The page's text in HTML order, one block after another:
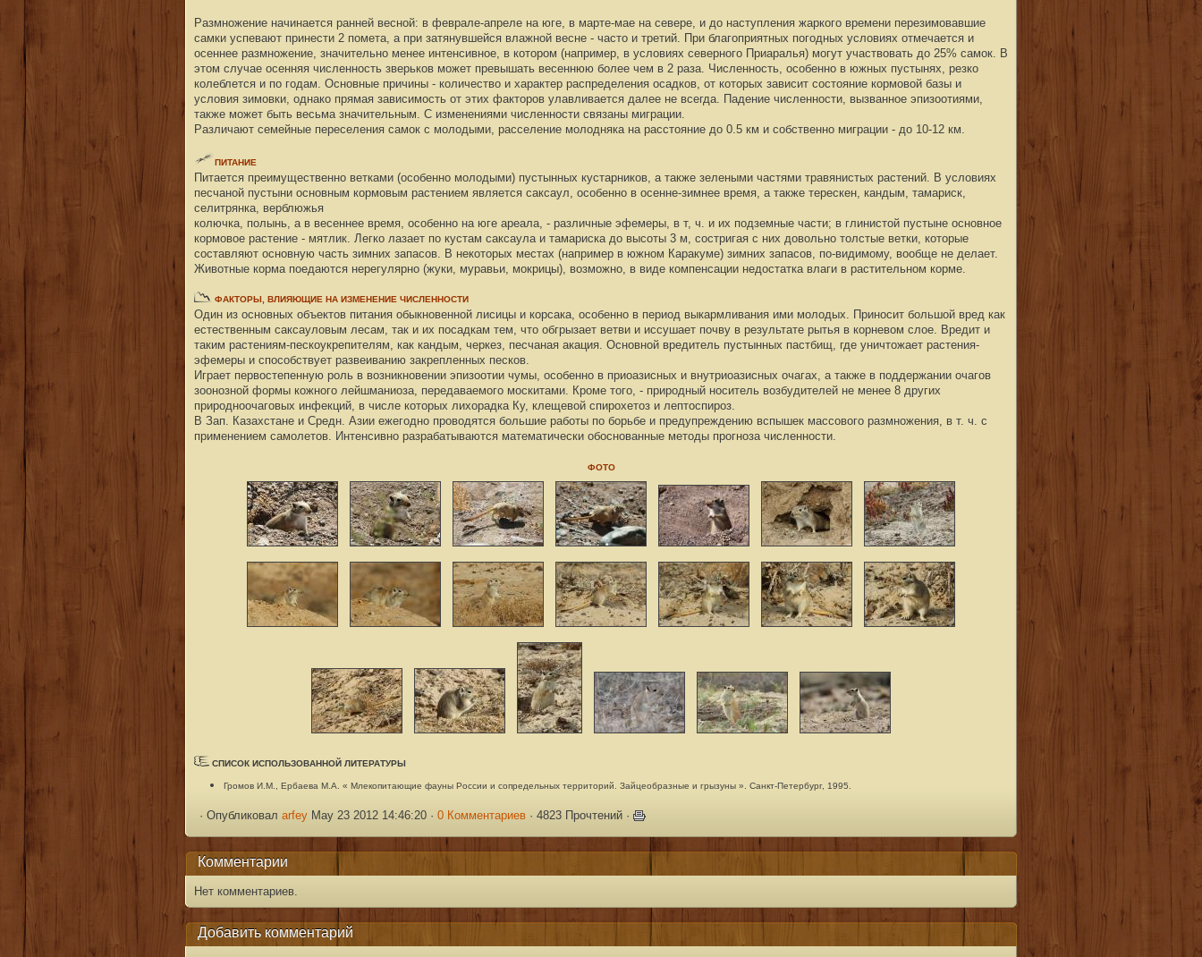
Размножение начинается ранней весной: в феврале-апреле на юге, в марте-мае на севере, и до наступления жаркого времени перезимовавшие
самки успевают принести 2 помета, а при затянувшейся влажной весне - часто и третий. При благоприятных погодных условиях отмечается и
осеннее размножение, значительно менее интенсивное, в котором (например, в условиях северного Приаралья) могут участвовать до 25% самок. В
этом случае осенняя численность зверьков может превышать весеннюю более чем в 2 раза. Численность, особенно в южных пустынях, резко
колеблется и по годам. Основные причины - количество и характер распределения осадков, от которых зависит состояние кормовой базы и
условия зимовки, однако прямая зависимость от этих факторов улавливается далее не всегда. Падение численности, вызванное эпизоотиями,
также может быть весьма значительным. С изменениями численности связаны миграции.
Различают семейные переселения самок с молодыми, расселение молодняка на расстояние до 0.5 км и собственно миграции - до 10-12 км.
ПИТАНИЕ
Питается преимущественно ветками (особенно молодыми) пустынных кустарников, а также зелеными частями травянистых растений. В условиях
песчаной пустыни основным кормовым растением является саксаул, особенно в осенне-зимнее время, а также терескен, кандым, тамариск,
селитрянка, верблюжья
колючка, полынь, а в весеннее время, особенно на юге ареала, - различные эфемеры, в т, ч. и их подземные части; в глинистой пустыне основное
кормовое растение - мятлик. Легко лазает по кустам саксаула и тамариска до высоты 3 м, состригая с них довольно толстые ветки, которые
составляют основную часть зимних запасов. В некоторых местах (например в южном Каракуме) зимних запасов, по-видимому, вообще не делает.
Животные корма поедаются нерегулярно (жуки, муравьи, мокрицы), возможно, в виде компенсации недостатка влаги в растительном корме.
ФАКТОРЫ , ВЛИЯЮЩИЕ НА ИЗМЕНЕНИЕ ЧИСЛЕННОСТИ
Один из основных объектов питания обыкновенной лисицы и корсака, особенно в период выкармливания ими молодых. Приносит большой вред как
естественным саксауловым лесам, так и их посадкам тем, что обгрызает ветви и иссушает почву в результате рытья в корневом слое. Вредит и
таким растениям-пескоукрепителям, как кандым, черкез, песчаная акация. Основной вредитель пустынных пастбищ, где уничтожает растения-
эфемеры и способствует развеиванию закрепленных песков.
Играет первостепенную роль в возникновении эпизоотии чумы, особенно в приоазисных и внутриоазисных очагах, а также в поддержании очагов
зоонозной формы кожного лейшманиоза, передаваемого москитами. Кроме того, - природный носитель возбудителей не менее 8 других
природноочаговых инфекций, в числе которых лихорадка Ку, клещевой спирохетоз и лептоспироз.
В Зап. Казахстане и Средн. Азии ежегодно проводятся большие работы по борьбе и предупреждению вспышек массового размножения, в т. ч. с
применением самолетов. Интенсивно разрабатываются математически обоснованные методы прогноза численности.
ФОТО
СПИСОК ИСПОЛЬЗОВАННОЙ ЛИТЕРАТУРЫ
Громов И.М., Ербаева М.А. « Млекопитающие фауны России и сопредельных территорий. Зайцеобразные и грызуны ». Санкт-Петербург, 1995.
· Опубликовалarfey May 23 2012 14:46:20 ·0 Комментариев · 4823 Прочтений ·
Комментарии
Нет комментариев.
Добавить комментарий